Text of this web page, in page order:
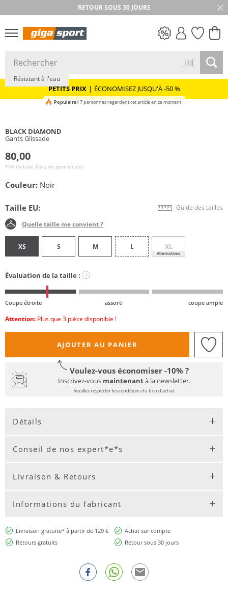
RETOUR SOUS 30 JOURS
PETITS PRIX
PETITS PRIX | ÉCONOMISEZ JUSQU'À -50 %
Résistant à l'eau
Populaire ! 7 personnes regardent cet article en ce moment
BLACK DIAMOND
Gants Glissade
80,00
TVA incluse, frais de port en sus
Couleur: Noir
Taille EU: Guide des tailles
Quelle taille me convient ?
XS S M L XL
Alternatives
Évaluation de la taille : ?
Coupe étroite assorti coupe ample
Attention: Plus que 3 pièce disponible !
AJOUTER AU PANIER
Voulez-vous économiser -10% ?
Inscrivez-vous maintenantà la newsletter.
Veuillez respecter les conditions du bon d'achat.
Détails
Conseil de nos expert*e*s
Livraison & Retours
Informations du fabricant
Livraison gratuite* à partir de 129 €
Achat sur compte
Retours gratuits
Retour sous 30 jours